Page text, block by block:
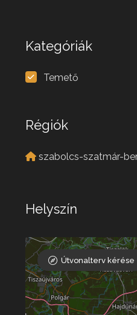
Kategóriák
Temető
Régiók
szabolcs-szatmár-
Helyszín
Útvonalterv kérése